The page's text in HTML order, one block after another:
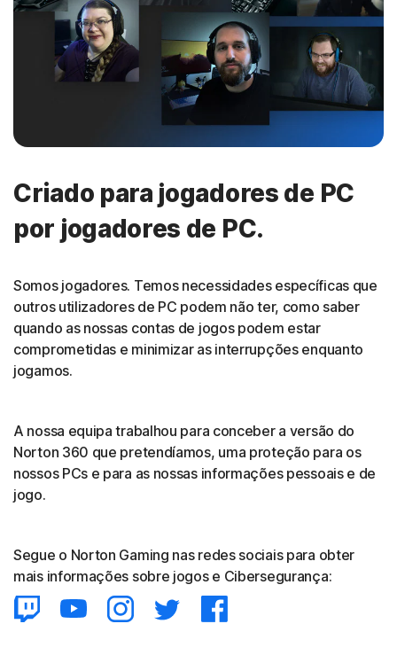
Criado para jogadores de PC
por jogadores de PC.
Somos jogadores. Temos necessidades específicas que
outros utilizadores de PC podem não ter, como saber
quando as nossas contas de jogos podem estar
comprometidas e minimizar as interrupções enquanto
jogamos.
A nossa equipa trabalhou para conceber a versão do
Norton 360 que pretendíamos, uma proteção para os
nossos PCs e para as nossas informações pessoais e de
jogo.
Segue o Norton Gaming nas redes sociais para obter
mais informações sobre jogos e Cibersegurança: